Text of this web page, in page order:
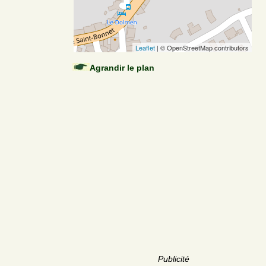
Leaflet | © OpenStreetMap contributors
Agrandir le plan
Publicité